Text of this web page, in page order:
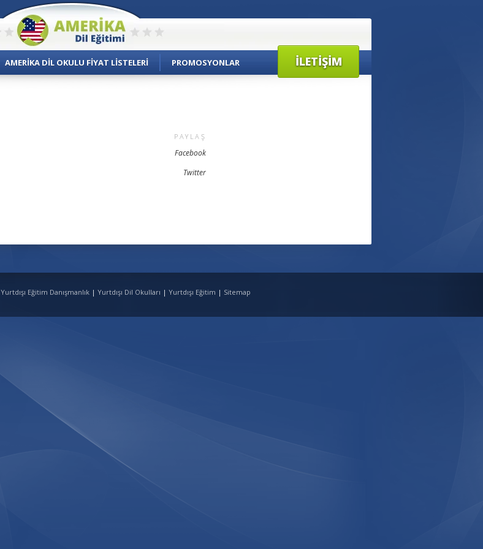
AMERIKA DIL OKULU FIYAT LISTELERI PROMOSYONLAR İLETIŞIM
PAYLAŞ
Facebook
Twitter
Yurtdışı Eğitim Danışmanlık | Yurtdışı Dil Okulları | Yurtdışı Eğitim | Sitemap